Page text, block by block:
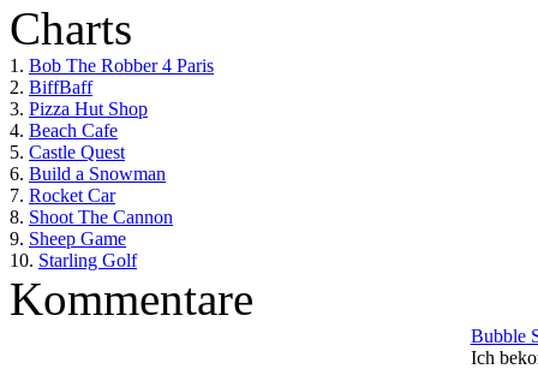
Charts
1. Bob The Robber 4 Paris
2. BiffBaff
3. Pizza Hut Shop
4. Beach Cafe
5. Castle Quest
6. Build a Snowman
7. Rocket Car
8. Shoot The Cannon
9. Sheep Game
10. Starling Golf
Kommentare
Bubble
Ich